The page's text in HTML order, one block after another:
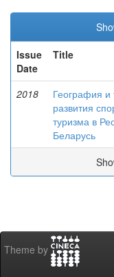
Issue
Date
Title
2018
География и
развития
туризма в
Беларусь
Theme by